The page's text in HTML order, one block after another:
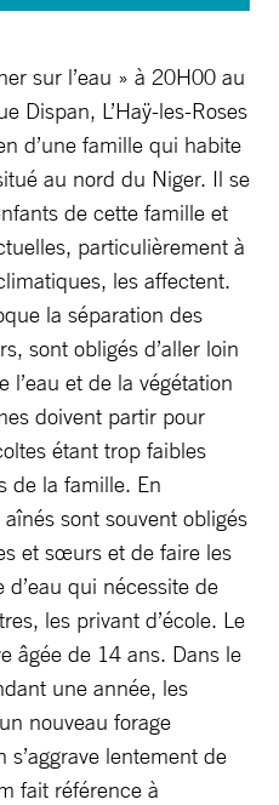
sur l’eau » à 20H00 au
Dispan, L’Haÿ-les-Roses
d’une famille qui habite
au nord du Niger. Il se
de cette famille et
particulièrement à
les affectent.
la séparation des
sont obligés d’aller loin
et de la végétation
doivent partir pour
étant trop faibles
de la famille. En
sont souvent obligés
et sœurs et de faire les
qui nécessite de
les privant d’école. Le
âgée de 14 ans. Dans le
une année, les
nouveau forage
lentement de
fait référence à